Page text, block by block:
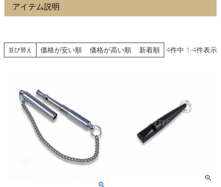
アイテム説明
並び替え 価格が安い順 価格が高い順 新着順 4件中 1-4件表示